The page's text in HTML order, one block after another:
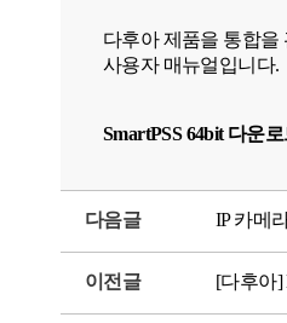
다후아 제품을 통합을
사용자 매뉴얼입니다.
SmartPSS 64bit 다운
다음글 IP 카메
이전글 [다후아]